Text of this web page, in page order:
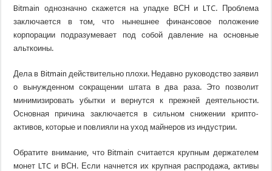
Bitmain однозначно скажется на упадке BСН и LTC. Проблема
заключается в том, что нынешнее финансовое положение
корпорации подразумевает под собой давление на основные
альткоины.
Дела в Bitmain действительно плохи. Недавно руководство заявил
о вынужденном сокращении штата в два раза. Это позволит
минимизировать убытки и вернутся к прежней деятельности.
Основная причина заключается в сильном снижении крипто-
активов, которые и повлияли на уход майнеров из индустрии.
Обратите внимание, что Bitmain считается крупным держателем
монет LTC и BСH. Если начнется их крупная распродажа, активы